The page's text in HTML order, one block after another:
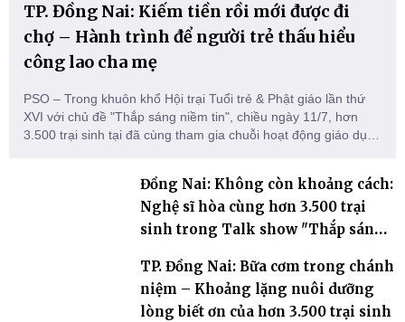
TP. Đồng Nai: Kiếm tiền rồi mới được đi
chợ – Hành trình để người trẻ thấu hiểu
công lao cha mẹ
PSO – Trong khuôn khổ Hội trại Tuổi trẻ & Phật giáo lần thứ
XVI với chủ đề "Thắp sáng niềm tin", chiều ngày 11/7, hơn
3.500 trại sinh tại đã cùng tham gia chuỗi hoạt động giáo dục
vui chơi, đây là hành trình giúp người trẻ rèn luyện t
Đồng Nai: Không còn khoảng cách:
Nghệ sĩ hòa cùng hơn 3.500 trại
sinh trong Talk show "Thắp sáng
TP. Đồng Nai: Bữa cơm trong chánh
niệm – Khoảng lặng nuôi dưỡng
lòng biết ơn của hơn 3.500 trại sinh